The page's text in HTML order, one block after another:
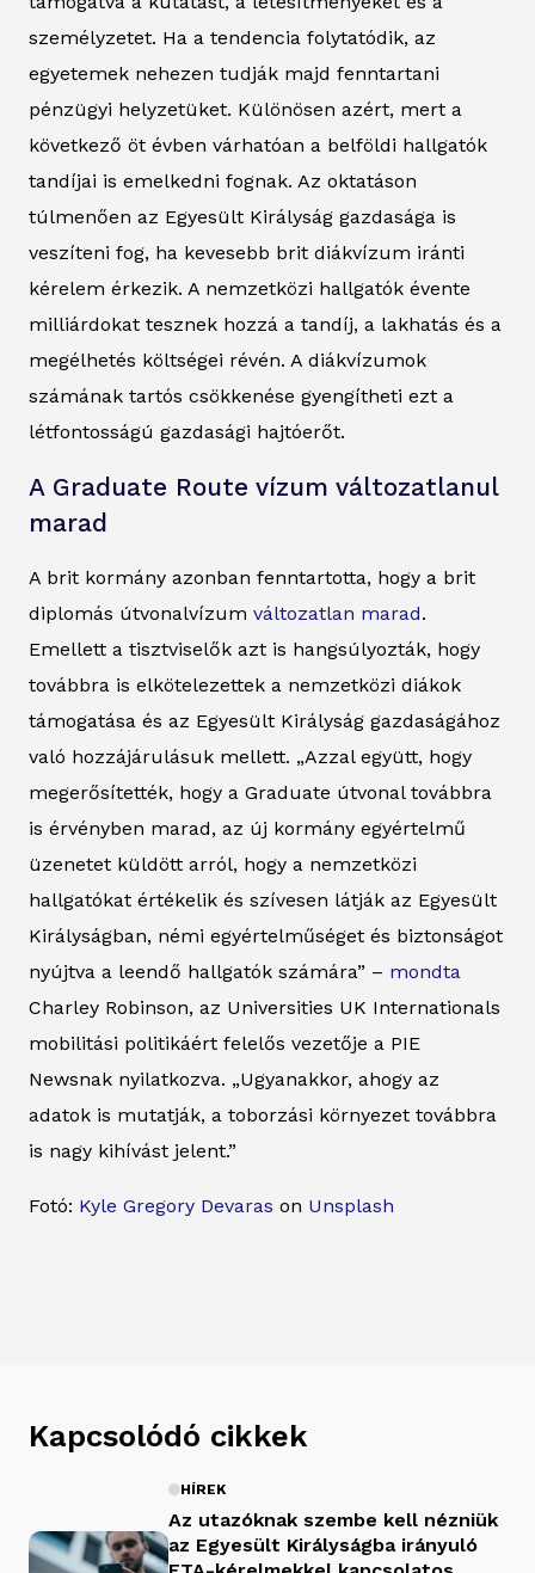
személyzetet. Ha a tendencia folytatódik, az
egyetemek nehezen tudják majd fenntartani
pénzügyi helyzetüket. Különösen azért, mert a
következő öt évben várhatóan a belföldi hallgatók
tandíjai is emelkedni fognak. Az oktatáson
túlmenően az Egyesült Királyság gazdasága is
veszíteni fog, ha kevesebb brit diákvízum iránti
kérelem érkezik. A nemzetközi hallgatók évente
milliárdokat tesznek hozzá a tandíj, a lakhatás és a
megélhetés költségei révén. A diákvízumok
számának tartós csökkenése gyengítheti ezt a
létfontosságú gazdasági hajtóerőt.
A Graduate Route vízum változatlanul
marad
A brit kormány azonban fenntartotta, hogy a brit
diplomás útvonalvízum változatlan marad.
Emellett a tisztviselők azt is hangsúlyozták, hogy
továbbra is elkötelezettek a nemzetközi diákok
támogatása és az Egyesült Királyság gazdaságához
való hozzájárulásuk mellett. „Azzal együtt, hogy
megerősítették, hogy a Graduate útvonal továbbra
is érvényben marad, az új kormány egyértelmű
üzenetet küldött arról, hogy a nemzetközi
hallgatókat értékelik és szívesen látják az Egyesült
Királyságban, némi egyértelműséget és biztonságot
nyújtva a leendő hallgatók számára” – mondta
Charley Robinson, az Universities UK Internationals
mobilitási politikáért felelős vezetője a PIE
Newsnak nyilatkozva. „Ugyanakkor, ahogy az
adatok is mutatják, a toborzási környezet továbbra
is nagy kihívást jelent.”
Fotó: Kyle Gregory Devaras on Unsplash
Kapcsolódó cikkek
HÍREK
Az utazóknak szembe kell nézniük
az Egyesült Királyságba irányuló